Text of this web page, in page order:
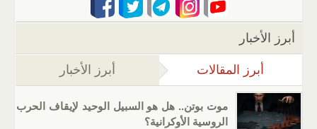
أبرز الأخبار
أبرز المقالات (علامة التبويب النشطة)
أبرز الأخبار
موت بوتن.. هل هو السبيل الوحيد لإيقاف الحرب
الروسية الأوكرانية؟